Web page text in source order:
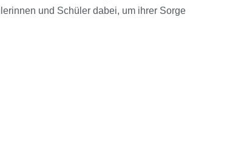
und Schüler dabei, um ihrer Sorge